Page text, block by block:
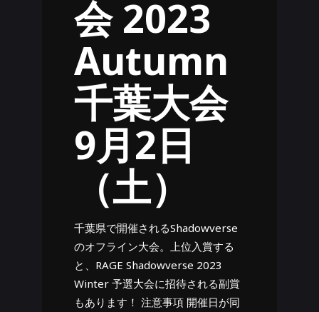
会 2023
Autumn
千葉大会
9月2日
（土）
千葉県で開催されるShadowverse
のオフライン大会。上位入賞する
と、RAGE Shadowverse 2023
Winter 予選大会に招待される副賞
もあります！ 注意事項 開催日が同